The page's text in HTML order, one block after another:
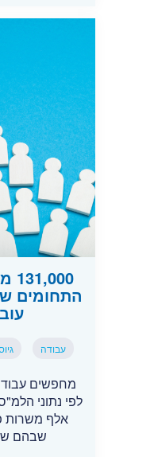
התחומים
עבודה
מחפשים
אלף משרות
שבהם